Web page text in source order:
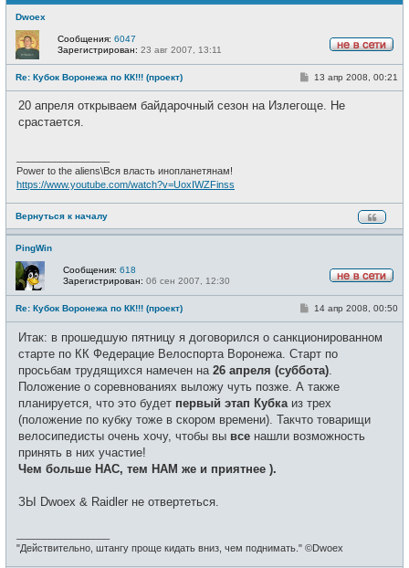
Dwoex
е
в
с
Сообщения: 6047
Зарегистрирован: 23 авг 2007, 13:11
Re: Кубок Воронежа по КК!!! (проект)
С
б
13 апр 2008, 00:21
20 апреля открываем байдарочный сезон на Излегоще. Не
срастается.
Power to the aliens\Вся власть инопланетянам!
https://www.youtube.com/watch?v=UoxIWZFinss
Вернуться к началу
PingWin
в
с
Сообщения: 618
Зарегистрирован: 06 сен 2007, 12:30
Re: Кубок Воронежа по КК!!! (проект)
С
б
щ
е
н
и
14 апр 2008, 00:50
Итак: в прошедшую пятницу я договорился о санкционированном
старте по КК Федерацие Велоспорта Воронежа. Старт по
просьбам трудящихся намечен на 26 апреля (суббота).
Положение о соревнованиях выложу чуть позже. А также
планируется, что это будет первый этап Кубкаиз трех
(положение по кубку тоже в скором времени). Такчто товарищи
велосипедисты очень хочу, чтобы вы все нашли возможность
принять в них участие!
Чем больше НАС, тем НАМ же и приятнее ).
ЗЫ Dwoex & Raidler не отвертеться.
"Действительно, штангу проще кидать вниз, чем поднимать." ©Dwoex